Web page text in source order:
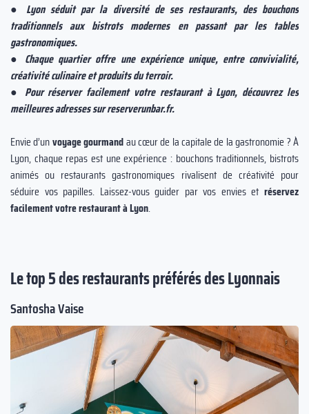
● Lyon séduit par la diversité de ses restaurants, des bouchons
traditionnels aux bistrots modernes en passant par les tables
gastronomiques.
● Chaque quartier offre une expérience unique, entre convivialité,
créativité culinaire et produits du terroir.
● Pour réserver facilement votre restaurant à Lyon, découvrez les
meilleures adresses sur reserverunbar.fr.
Envie d’unvoyage gourmandau cœur de la capitale de la gastronomie ? À
Lyon, chaque repas est une expérience : bouchons traditionnels, bistrots
animés ou restaurants gastronomiques rivalisent de créativité pour
séduire vos papilles. Laissez-vous guider par vos envies et réservez
facilement votre restaurant à Lyon.
Le top 5 des restaurants préférés des Lyonnais
Santosha Vaise